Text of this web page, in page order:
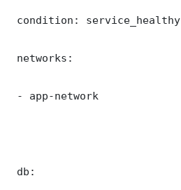
condition: service_healthy
networks:
- app-network
db: